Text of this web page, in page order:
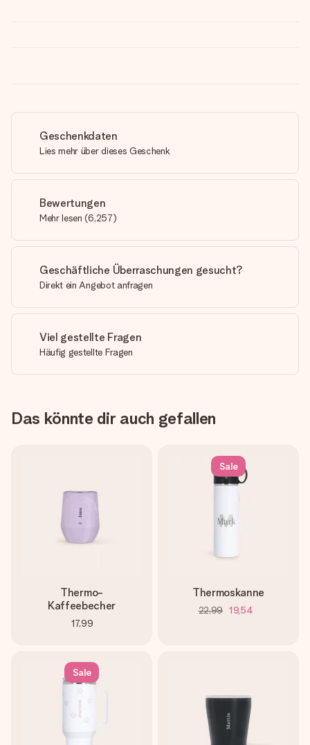
Geschenkdaten
Lies mehr über dieses Geschenk
Bewertungen
Mehr lesen (6,257)
Geschäftliche Überraschungen gesucht?
Direkt ein Angebot anfragen
Viel gestellte Fragen
Häufig gestellte Fragen
Das könnte dir auch gefallen
Thermo-
Kaffeebecher
17,99
Sale
Thermoskanne
22,99 19,54
Sale